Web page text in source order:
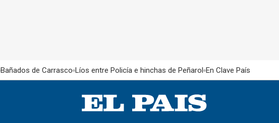
Bañados de Carrasco Líos entre Policía e hinchas de Peñarol En Clave País